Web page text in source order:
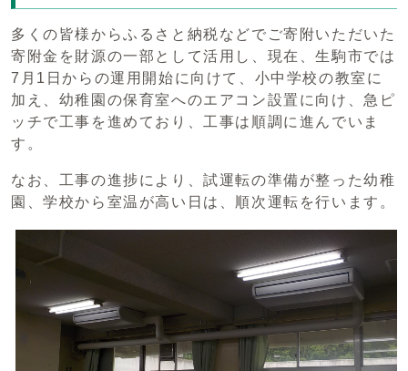
多くの皆様からふるさと納税などでご寄附いただいた
寄附金を財源の一部として活用し、現在、生駒市では
7月1日からの運用開始に向けて、小中学校の教室に
加え、幼稚園の保育室へのエアコン設置に向け、急ピ
ッチで工事を進めており、工事は順調に進んでいま
す。
なお、工事の進捗により、試運転の準備が整った幼稚
園、学校から室温が高い日は、順次運転を行います。